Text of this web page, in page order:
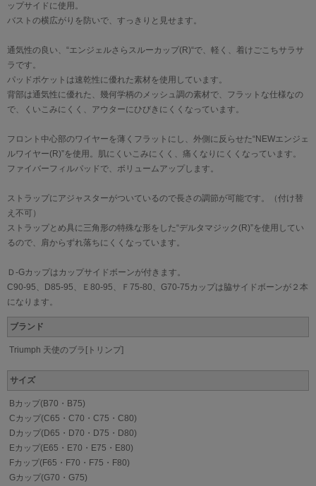
ップサイドに使用。
バストの横広がりを防いで、すっきりと見せます。
通気性の良い、“エンジェルさらスルーカップ(R)“で、軽く、着けごこちサラサ
ラです。
パッドポケットは速乾性に優れた素材を使用しています。
背部は通気性に優れた、幾何学柄のメッシュ調の素材で、フラットな仕様なの
で、くいこみにくく、アウターにひびきにくくなっています。
フロント中心部のワイヤーを薄くフラットにし、外側に反らせた“NEWエンジェ
ルワイヤー(R)”を使用。肌にくいこみにくく、痛くなりにくくなっています。
ファイバーフィルパッドで、ボリュームアップします。
ストラップにアジャスターがついているので長さの調節が可能です。（付け替
え不可）
ストラップとめ具に三角形の特殊な形をした“デルタマジック(R)”を使用してい
るので、肩からずれ落ちにくくなっています。
Ｄ-Gカップはカップサイドボーンが付きます。
C90-95、D85-95、Ｅ80-95、Ｆ75-80、G70-75カップは脇サイドボーンが２本
になります。
ブランド
Triumph 天使のブラ[トリンプ]
サイズ
Bカップ(B70・B75)
Cカップ(C65・C70・C75・C80)
Dカップ(D65・D70・D75・D80)
Eカップ(E65・E70・E75・E80)
Fカップ(F65・F70・F75・F80)
Gカップ(G70・G75)